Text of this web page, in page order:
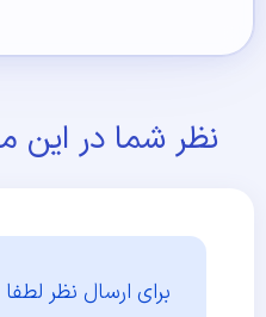
نظر شما در این
برای ارسال نظر لطفا